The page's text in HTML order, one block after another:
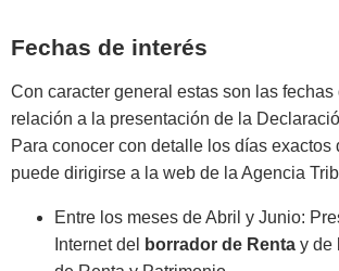
Fechas de interés
Con caracter general estas son las fechas
relación a la presentación de la
Para conocer con detalle los días exactos
puede dirigirse a la web de la Agencia
Entre los meses de Abril y Junio:
Internet del
borrador de Renta y de